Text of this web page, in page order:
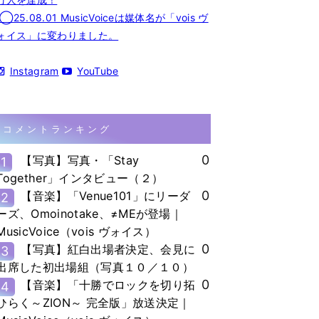
◯25.08.01 MusicVoiceは媒体名が「vois ヴ
イス」に変わりました。
Instagram YouTube
コメントランキング
1
【写真】写真・「Stay
」インタビュー（２）
0
2
【音楽】「Venue101」にリーダ
ズ、Omoinotake、≠MEが登場｜
（vois ヴォイス）
0
3
【写真】紅白出場者決定、会見に
席した初出場組（写真１０／１０）
0
4
【音楽】「十勝でロックを切り拓
らく～ZION～ 完全版」放送決定｜
0